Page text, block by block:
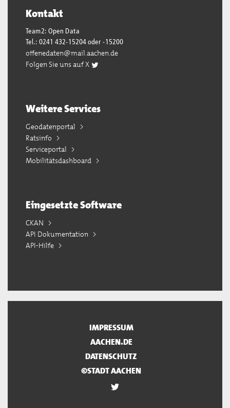
Kontakt
Team2: Open Data
Tel.: 0241 432-15204 oder -15200
offenedaten@mail.aachen.de
Folgen Sie uns auf X
Weitere Services
Geodatenportal
Ratsinfo
Serviceportal
Mobilitätsdashboard
Eingesetzte Software
CKAN
API Dokumentation
API-Hilfe
IMPRESSUM
AACHEN.DE
DATENSCHUTZ
©STADT AACHEN